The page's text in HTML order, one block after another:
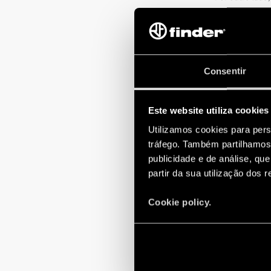
Consentir
Este website utiliza cookies
Utilizamos cookies para
tráfego. Também
publicidade e de análise,
partir da sua utilização dos
Cookie policy.
A parceria
iluminação e
Além disto,
provém de
mundo.
NÃO
Lembra
energia dos
Por meio de